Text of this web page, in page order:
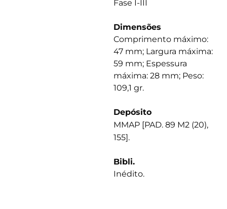
Fase I-III
Dimensões
Comprimento máximo:
47 mm; Largura máxima:
59 mm; Espessura
máxima: 28 mm; Peso:
109,1 gr.
Depósito
MMAP [PAD. 89 M2 (20),
155].
Bibli.
Inédito.